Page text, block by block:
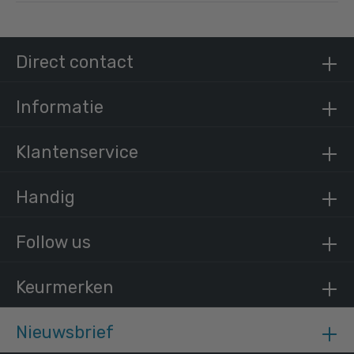
Nieuwsbrief
Follow us
Keurmerken
Direct contact
Informatie
Klantenservice
Handig